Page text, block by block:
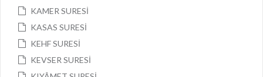
KAMER SURESİ
KASAS SURESİ
KEHF SURESİ
KEVSER SURESİ